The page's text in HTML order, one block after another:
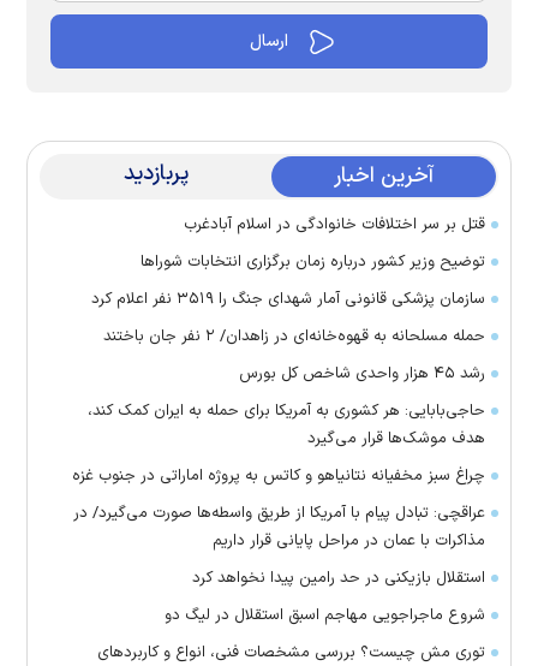
آخرین اخبار پربازدید
قتل بر سر اختلافات خانوادگی در اسلام آبادغرب
توضیح وزیر کشور درباره زمان برگزاری انتخابات شورا‌ها
سازمان پزشکی قانونی آمار شهدای جنگ را ۳۵۱۹ نفر اعلام کرد
حمله مسلحانه به قهوه‌خانه‌ای در زاهدان/ ۲ نفر جان باختند
رشد ۴۵ هزار واحدی شاخص کل بورس
حاجی‌بابایی: هر کشوری به آمریکا برای حمله به ایران کمک کند،
هدف موشک‌ها قرار می‌گیرد
چراغ سبز مخفیانه نتانیاهو و کاتس به پروژه اماراتی در جنوب غزه
عراقچی: تبادل پیام با آمریکا از طریق واسطه‌ها صورت می‌گیرد/ در
مذاکرات با عمان در مراحل پایانی قرار داریم
استقلال بازیکنی در حد رامین پیدا نخواهد کرد
شروع ماجراجویی مهاجم اسبق استقلال در لیگ دو
توری مش چیست؟ بررسی مشخصات فنی، انواع و کاربردهای